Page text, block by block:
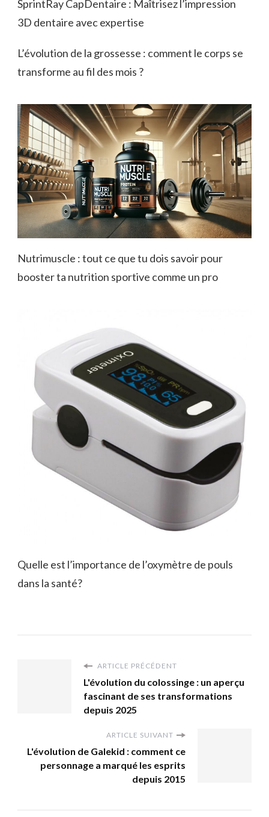
SprintRay CapDentaire : Maîtrisez l’impression
3D dentaire avec expertise
L’évolution de la grossesse : comment le corps se
transforme au fil des mois ?
Nutrimuscle : tout ce que tu dois savoir pour
booster ta nutrition sportive comme un pro
Quelle est l’importance de l’oxymètre de pouls
dans la santé?
ARTICLE PRÉCÉDENT
L'évolution du colossinge : un aperçu
fascinant de ses transformations
depuis 2025
ARTICLE SUIVANT
L'évolution de Galekid : comment ce
personnage a marqué les esprits
depuis 2015